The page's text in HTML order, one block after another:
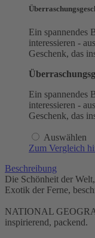
Ein spannendes
interessieren -
Geschenk, das
Ein spannendes
interessieren -
Geschenk, das
Auswählen
Zum Vergleich
Beschreibung
Die Schönheit der
Exotik der Ferne,
NATIONAL
inspirierend, packend.